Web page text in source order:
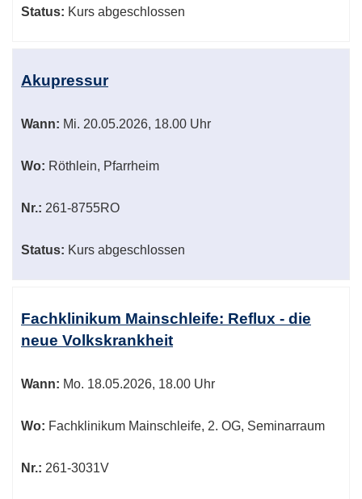
Status: Kurs abgeschlossen
Akupressur
Wann: Mi. 20.05.2026, 18.00 Uhr
Wo: Röthlein, Pfarrheim
Nr.: 261-8755RO
Status: Kurs abgeschlossen
Fachklinikum Mainschleife: Reflux - die
neue Volkskrankheit
Wann: Mo. 18.05.2026, 18.00 Uhr
Wo: Fachklinikum Mainschleife, 2. OG, Seminarraum
Nr.: 261-3031V